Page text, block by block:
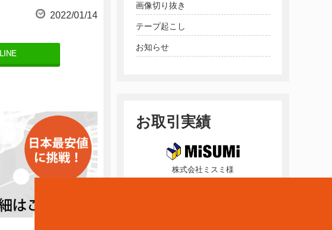
700枚 2022/01/14
LINE
画像切り抜き
テープ起こし
お知らせ
お取引実績
株式会社ミスミ様